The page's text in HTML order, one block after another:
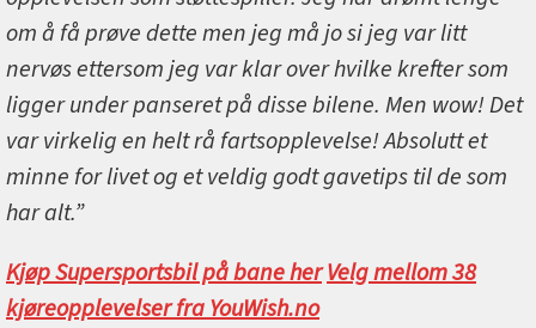
om å få prøve dette men jeg må jo si jeg var litt
nervøs ettersom jeg var klar over hvilke krefter som
ligger under panseret på disse bilene. Men wow! Det
var virkelig en helt rå fartsopplevelse! Absolutt et
minne for livet og et veldig godt gavetips til de som
har alt.”
Kjøp Supersportsbil på bane herVelg mellom 38
kjøreopplevelser fra YouWish.no